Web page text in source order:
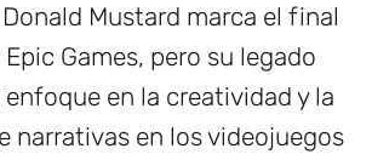
Mustard marca el final
Games, pero su legado
enfoque en la creatividad y la
narrativas en los videojuegos